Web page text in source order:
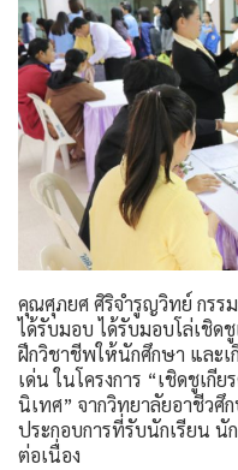
คุณศุภยศ ศิริจำรูญวิทย์ กรร
ได้รับมอบ ได้รับมอบโล่เชิด
ฝึกวิชาชีพให้นักศึกษา และเ
เด่น ในโครงการ “เชิดชูเกี
นิเทศ” จากวิทยาลัยอาชีวศึ
ประกอบการที่รับนักเรียน นั
ต่อเนื่อง